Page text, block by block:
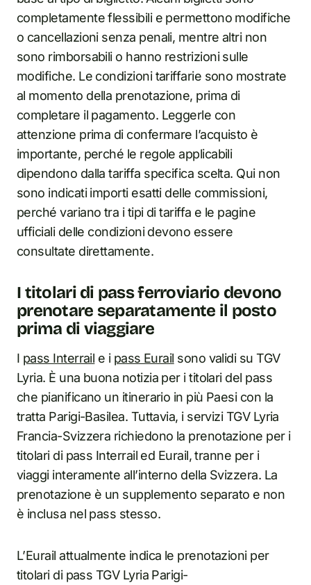
completamente flessibili e permettono modifiche
o cancellazioni senza penali, mentre altri non
sono rimborsabili o hanno restrizioni sulle
modifiche. Le condizioni tariffarie sono mostrate
al momento della prenotazione, prima di
completare il pagamento. Leggerle con
attenzione prima di confermare l’acquisto è
importante, perché le regole applicabili
dipendono dalla tariffa specifica scelta. Qui non
sono indicati importi esatti delle commissioni,
perché variano tra i tipi di tariffa e le pagine
ufficiali delle condizioni devono essere
consultate direttamente.
I titolari di pass ferroviario devono
prenotare separatamente il posto
prima di viaggiare
I pass Interrail e i pass Eurail sono validi su TGV
Lyria. È una buona notizia per i titolari del pass
che pianificano un itinerario in più Paesi con la
tratta Parigi-Basilea. Tuttavia, i servizi TGV Lyria
Francia-Svizzera richiedono la prenotazione per i
titolari di pass Interrail ed Eurail, tranne per i
viaggi interamente all’interno della Svizzera. La
prenotazione è un supplemento separato e non
è inclusa nel pass stesso.
L’Eurail attualmente indica le prenotazioni per
titolari di pass TGV Lyria Parigi-